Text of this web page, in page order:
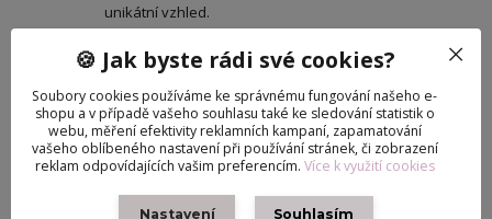
unikátní vzhled.
Kvalitní materiál:Vyroben z měkkého, hřejivého
materiálu (plsť/fleece), který skvěle drží tvar a působí
Skvěle padnoucí střih:Navržen tak, aby pohodlně
seděl na hlavě většiny panenek typu Barbie (včetně
verzí s hustými vlasy) a držel na svém místě i při focení.
Univerzální barva:Pastelově růžová barva se
nádherně kombinuje s černou, šedou, bílou nebo
🍪 Jak byste rádi své cookies?
Soubory cookies používáme ke správnému fungování našeho e-
shopu a v případě vašeho souhlasu také ke sledování statistik o
webu, měření efektivity reklamních kampaní, zapamatování
vašeho oblíbeného nastavení při používání stránek, či zobrazení
reklam odpovídajících vašim preferencím. Více k využití cookies
Nastavení Souhlasím